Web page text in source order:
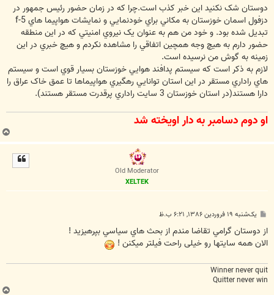
ت
دوستان شک نکنيد اين خبر کذب است.چرا که در زمان حضور رئيس جمهور در
دزفول اسمان خوزستان به مکاني براي خودنمايي و نمايشات هواپيما هاي f-5
تبديل شده بود. و خود من هم به عنوان يک نيروي امنيتي که در اين منطقه
حضور دارم به هيچ وجه همچين اتفاقي را مشاهده نکردم و هيچ خبري در اين
زمينه به گوش من نرسيده است.
لازم به ذکر است که سيستم پدافند هوايي خوزستان بسيار قوي است و سيستم
هاي راداري مستقر در اين استان توانايي رهگيري هواپيماها تا عمق خاک عراق را
دارا هستند(در استان خوزستان 3 سايت راداري پرقدرت مستقر هستند).
او دوم دسامبر به دار اويخته شد
Old Moderator
XELTEK
ت
یک‌شنبه ۱۹ فروردین ۱۳۸۶, ۶:۲۱ ب.ظ
از دوستان گرامي تقاضا مندم از بحث هاي سياسي بپرهيزيد !
الان همه سایتها رو خیلی راحت فیلتر میکنن !
Winner never quit
Quitter never win